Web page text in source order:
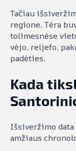
Tačiau
regione. Tėra
tolimesnėse
vėjo, reljefo,
padėties.
Kada
Išsiveržimo
amžiaus